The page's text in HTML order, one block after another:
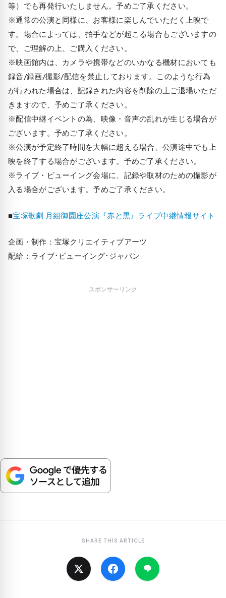
等）でも再発行いたしません。予めご了承ください。
※通常の公演と同様に、お客様に楽しんでいただく上映で
す。場合によっては、拍手などが起こる場合もございますの
で、ご理解の上、ご購入ください。
※映画館内は、カメラや携帯などのいかなる機材においても
録音/録画/撮影/配信を禁止しております。このような行為
が行われた場合は、記録された内容を削除の上ご退場いただ
きますので、予めご了承ください。
※配信中継イベントの為、映像・音声の乱れが生じる場合が
ございます。予めご了承ください。
※公演が予定終了時間を大幅に超える場合、公演途中でも上
映を終了する場合がございます。予めご了承ください。
※ライブ・ビューイング会場に、記録や取材のための撮影が
入る場合がございます。予めご了承ください。
■​宝塚歌劇 月組御園座公演『赤と黒』ライブ中継情報サイト
企画・制作：宝塚クリエイティブアーツ
配給：ライブ･ビューイング･ジャパン
スポンサーリンク
SHARE THIS ARTICLE